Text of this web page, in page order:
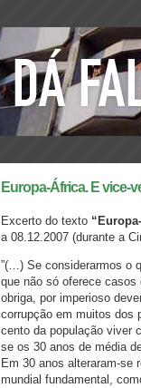
Europa-África. E vice-
Excerto do texto
a 08.12.2007 (durante a
”(…) Se considerarmos o
que não só oferece
obriga, por imperioso
corrupção em muitos dos
cento da população viver
se os 30 anos de média
Em 30 anos alteraram-se
mundial fundamental,